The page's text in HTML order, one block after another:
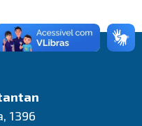
1396